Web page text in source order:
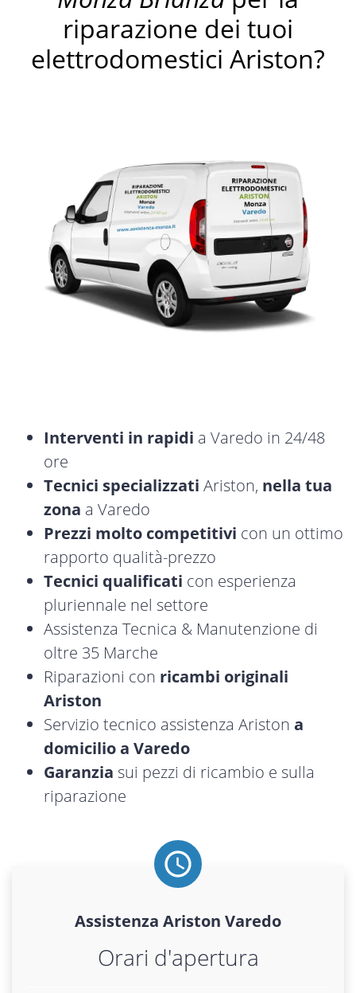
riparazione dei tuoi
elettrodomestici Ariston?
Interventi in rapidi a Varedo in 24/48
ore
Tecnici specializzati Ariston, nella tua
zona a Varedo
Prezzi molto competitivi con un ottimo
rapporto qualità-prezzo
Tecnici qualificati con esperienza
pluriennale nel settore
Assistenza Tecnica & Manutenzione di
oltre 35 Marche
Riparazioni con ricambi originali
Ariston
Servizio tecnico assistenza Ariston a
domicilio a Varedo
Garanzia sui pezzi di ricambio e sulla
riparazione
Assistenza Ariston Varedo
Orari d'apertura